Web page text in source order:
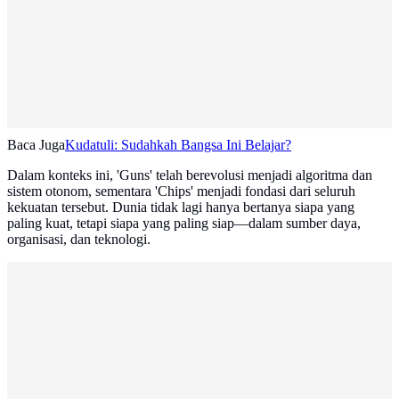
Baca JugaKudatuli: Sudahkah Bangsa Ini Belajar?
Dalam konteks ini, 'Guns' telah berevolusi menjadi algoritma dan
sistem otonom, sementara 'Chips' menjadi fondasi dari seluruh
kekuatan tersebut. Dunia tidak lagi hanya bertanya siapa yang
paling kuat, tetapi siapa yang paling siap—dalam sumber daya,
organisasi, dan teknologi.